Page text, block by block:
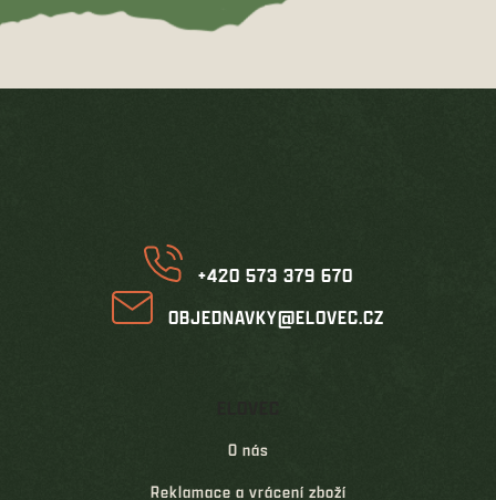
+420 573 379 670
OBJEDNAVKY@ELOVEC.CZ
O nás
Reklamace a vrácení zboží